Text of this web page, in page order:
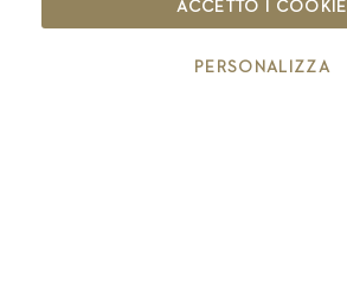
IT00126670215
ACCETTO I COOKIE
PERSONALIZZA